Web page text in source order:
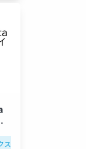
クラスタリング
ス